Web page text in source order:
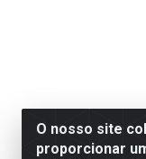
O nosso site
proporcionar